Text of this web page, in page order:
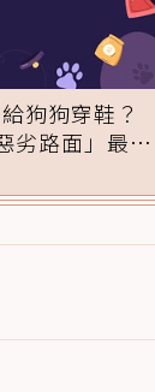
狗狗穿鞋？
劣路面」最傷